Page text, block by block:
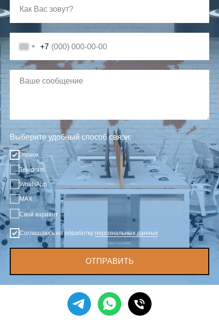
+7
Выберите удобный способ связи:
Звонок
Telegram
WhatsApp
MAX
Свой вариант
Соглашаюсь на обработку персональных данных
ОТПРАВИТЬ